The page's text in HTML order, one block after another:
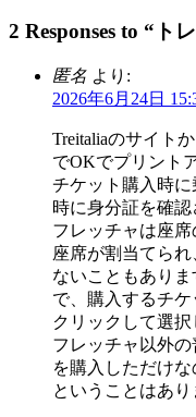
2 Responses to “ト
匿名 より:
2026年6月24日
Treitaliaのサイト
でOKでプリント
チケット購入時
時に身分証を確
フレッチャは座
座席が割当てら
ないこともあり
で、購入するチ
クリックして選
フレッチャ以外
を購入しただけ
ということはあり